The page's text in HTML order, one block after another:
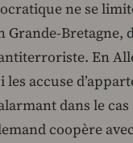
ne se
Grande-Bretagne,
En
les accuse
dans le
coopère